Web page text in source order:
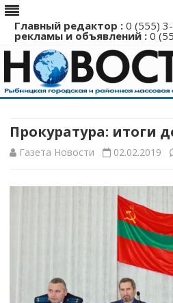
Главный редактор : 0
рекламы и объявлений : 0
Прокуратура: итоги
Газета Новости 02.02.2019